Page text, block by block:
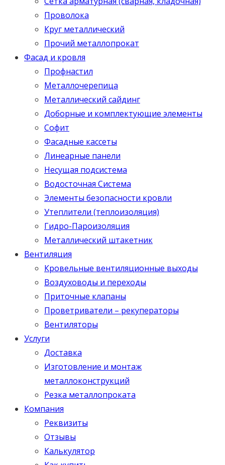
Проволока
Круг металлический
Прочий металлопрокат
Фасад и кровля
Профнастил
Металлочерепица
Металлический сайдинг
Доборные и комплектующие элементы
Софит
Фасадные кассеты
Линеарные панели
Несущая подсистема
Водосточная Система
Элементы безопасности кровли
Утеплители (теплоизоляция)
Гидро-Пароизоляция
Металлический штакетник
Вентиляция
Кровельные вентиляционные выходы
Воздуховоды и переходы
Приточные клапаны
Проветриватели – рекуператоры
Вентиляторы
Услуги
Доставка
Изготовление и монтаж
металлоконструкций
Резка металлопроката
Компания
Реквизиты
Отзывы
Калькулятор